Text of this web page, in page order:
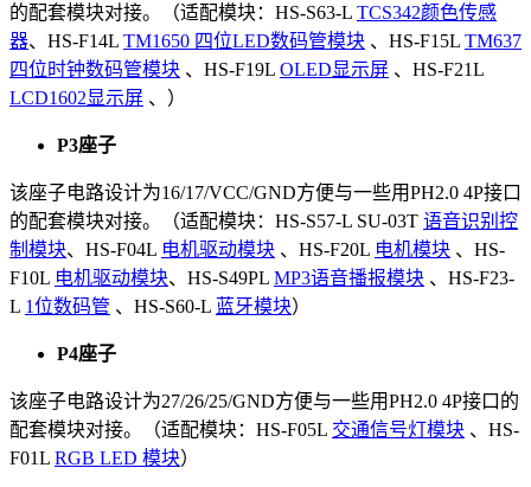
的配套模块对接。（适配模块：HS-S63-L TCS342颜色传感
器、HS-F14L TM1650 四位LED数码管模块 、HS-F15L TM637
四位时钟数码管模块 、HS-F19L OLED显示屏 、HS-F21L
LCD1602显示屏 、）
P3座子
该座子电路设计为16/17/VCC/GND方便与一些用PH2.0 4P接口
的配套模块对接。（适配模块：HS-S57-L SU-03T 语音识别控
制模块、HS-F04L 电机驱动模块 、HS-F20L 电机模块 、HS-
F10L 电机驱动模块、HS-S49PL MP3语音播报模块 、HS-F23-
L 1位数码管 、HS-S60-L 蓝牙模块）
P4座子
该座子电路设计为27/26/25/GND方便与一些用PH2.0 4P接口的
配套模块对接。（适配模块：HS-F05L 交通信号灯模块 、HS-
F01L RGB LED 模块）